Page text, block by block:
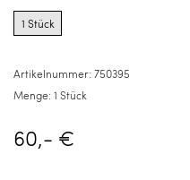
options
for
1 Stück
Artikelnummer: 750395
Menge: 1 Stück
60,- €